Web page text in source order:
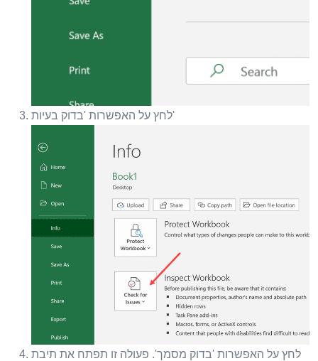
לחץ על האפשרות 'בדוק בעיות'
לחץ על האפשרות 'בדוק מסמך'. פעולה זו תפתח את תיבת